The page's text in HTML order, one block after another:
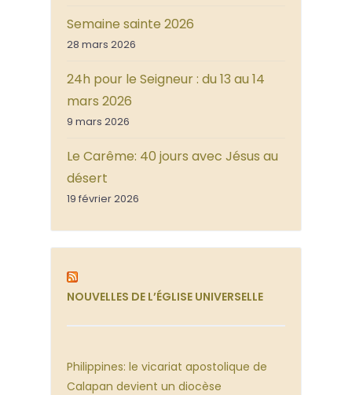
Semaine sainte 2026
28 mars 2026
24h pour le Seigneur : du 13 au 14
mars 2026
9 mars 2026
Le Carême: 40 jours avec Jésus au
désert
19 février 2026
NOUVELLES DE L’ÉGLISE UNIVERSELLE
Philippines: le vicariat apostolique de
Calapan devient un diocèse